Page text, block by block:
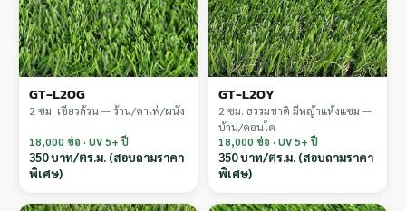
GT-L20G
2 ซม. เขียวล้วน — ร้าน/คาเฟ่/ผนัง
18,000 ช่อ · UV 5+ ปี
350 บาท/ตร.ม. (สอบถามราคา
พิเศษ)
GT-L20Y
2 ซม. ธรรมชาติ มีหญ้าแห้งแซม —
บ้าน/คอนโด
18,000 ช่อ · UV 5+ ปี
350 บาท/ตร.ม. (สอบถามราคา
พิเศษ)